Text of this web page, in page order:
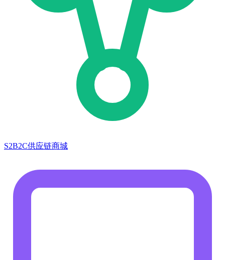
S2B2C供应链商城